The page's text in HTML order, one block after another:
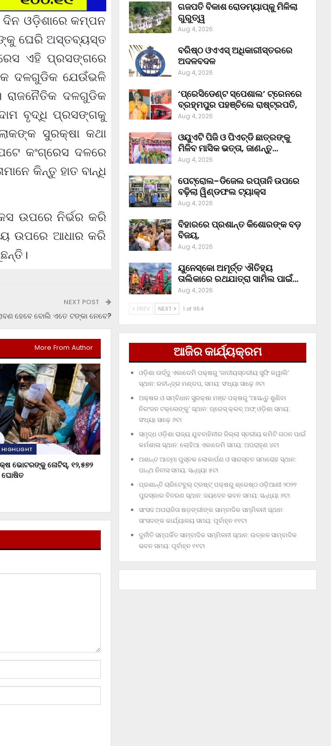
ଓଡ଼ିଶାରେ କମ୍ପନ
ଘେରି ଅସ୍ତବ୍ୟସ୍ତ
ଏହି ପ୍ରସଙ୍ଗରେ
ଦଳଗୁଡିକ ଯେଉଁଭଳି
ରାଜନୈତିକ ଦଳଗୁଡିକ
ବୃଦ୍ଧି ପ୍ରସଙ୍ଗକୁ
ସୁରକ୍ଷା କଥା
କଂଗ୍ରେସ ଦଳରେ
କିନ୍ତୁ ହାତ ବାନ୍ଧି
ଉପରେ ନିର୍ଭର କରି
ଉପରେ ଆଧାର କରି
NEXT POST
ହେବେ ବୋଲି ଏତେ ଟଙ୍କା ନେବେ?
More From Author
ଭୋଟରଙ୍କୁ ନୋଟିସ୍‌, ୧୨,୫୭୨
ଗଜପତି ବିକାଶ ରୋଡମ୍ୟାପ୍‌କୁ ମିଳିଲା
ଗୁରୁତ୍ୱ
Aug 4, 2026
ବରିଷ୍ଠ ଓଏଏସ୍‌ ଅଧିକାରୀସ୍ତରରେ
ଅଦଳବଦଳ
Aug 4, 2026
‘ପ୍ରେସିଡେଣ୍ଟ ସ୍ପେଶାଲ’ ଟ୍ରେନରେ
ବ୍ରହ୍ମପୁର ପହଞ୍ଚିଲେ ରାଷ୍ଟ୍ରପତି,
Aug 4, 2026
ଓୟୁଏଟି ପିଜି ଓ ପିଏଚ୍‌ଡି ଛାତ୍ରଙ୍କୁ
ମିଳିବ ମାସିକ ଭତ୍ତା, ଜାଣନ୍ତୁ…
Aug 4, 2026
ପେଟ୍ରୋଲ-ଡିଜେଲ ରପ୍ତାନି ଉପରେ
ବଢ଼ିଲା ୱିଣ୍ଡଫଲ ଟ୍ୟାକ୍ସ
Aug 4, 2026
ବିହାରରେ ପ୍ରଶାନ୍ତ କିଶୋରଙ୍କ ବଡ଼
ବିଜୟ,
Aug 4, 2026
ୟୁନେସ୍କୋ ଅମୂର୍ତ୍ତ ଐତିହ୍ୟ
ତାଲିକାରେ ରଥଯାତ୍ରା ସାମିଲ ପାଇଁ…
Aug 4, 2026
PREV NEXT 1 of 954
ଆଜିର କାର୍ଯ୍ୟକ୍ରମ
ଓଡ଼ିଶା ଊର୍ଦ୍ଦୁ ଏକାଡେମି ପକ୍ଷରୁ ‘ଜାତୀୟସ୍ତରୀୟ ସୁଫି କୱାଲି’
ସ୍ଥାନ: ରବୀନ୍ଦ୍ର ମଣ୍ଡପ, ସମୟ: ସଂଧ୍ୟା ସାଢ଼େ ୬ଟା
ଅକ୍ଷର ଓ ସମ୍ବିଧାନ ସୁରକ୍ଷା ମଞ୍ଚ ପକ୍ଷରୁ ‘ଆସନ୍ତୁ ଶୁଣିବା
ନିରଂଜନ ଟକ୍‌ଲେଙ୍କୁ’ ସ୍ଥାନ: ପ୍ରେସ୍‌ କ୍ଲବ୍‌ ଅଫ୍‌ ଓଡ଼ିଶା ସମୟ:
ସଂଧ୍ୟା ସାଢ଼େ ୬ଟା
ସମୃଦ୍ଧ ଓଡ଼ିଶା ରାଜ୍ୟ ଯୁବବାହିନୀର ଜିଲ୍ଲା ସ୍ତରୀୟ କମିଟି ଗଠନ ପାଇଁ
କର୍ମଶାଳା ସ୍ଥାନ: ଲୋହିଆ ଏକାଡେମି ସମୟ: ଅପରାହ୍‌ଣ ୪ଟା
ଅଶାନ୍ତ ଆତ୍ମା ପୁସ୍ତକ ଲୋକାର୍ପଣ ଓ ସାରସ୍ବତ ସମାରୋହ ସ୍ଥାନ:
ପାନ୍ଥ ନିବାସ ସମୟ: ସନ୍ଧ୍ୟା ୫ଟା
ପ୍ରଶାନ୍ତି ଚାରିଟେବୁଲ୍‌ ଟ୍ରଷ୍ଟ୍‌ ପକ୍ଷରୁ ଶ୍ରେଷ୍ଠ ଓଡ଼ିଆଣୀ ୨୦୨୨
ପୁରସ୍କାର ବିତରଣ ସ୍ଥାନ: ଜୟଦେବ ଭବନ ସମୟ: ସନ୍ଧ୍ୟା ୬ଟା
ସାଂସଦ ଅପରାଜିତା ଷଡ଼ଙ୍ଗୀଙ୍କ ସାମ୍ବାଦିକ ସମ୍ମିଳନୀ ସ୍ଥାନ:
ସାଂସଦଙ୍କ କାର୍ଯ୍ୟାଳୟ ସମୟ: ପୂର୍ବାହ୍ନ ୧୧ଟା
ଦୁର୍ନୀତି ସମ୍ପର୍କିତ ସାମ୍ବାଦିକ ସମ୍ମିଳନୀ ସ୍ଥାନ: ଉତ୍କଳ ସାମ୍ବାଦିକ
ଭବନ ସମୟ: ପୂର୍ବାହ୍ନ ୧୧ଟା